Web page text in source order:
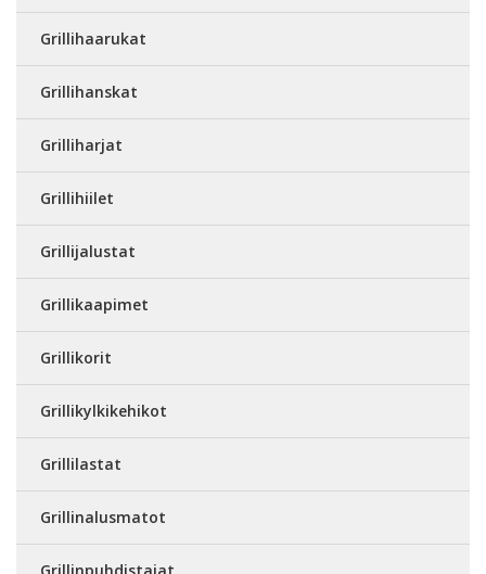
Grillihaarukat
Grillihanskat
Grilliharjat
Grillihiilet
Grillijalustat
Grillikaapimet
Grillikorit
Grillikylkikehikot
Grillilastat
Grillinalusmatot